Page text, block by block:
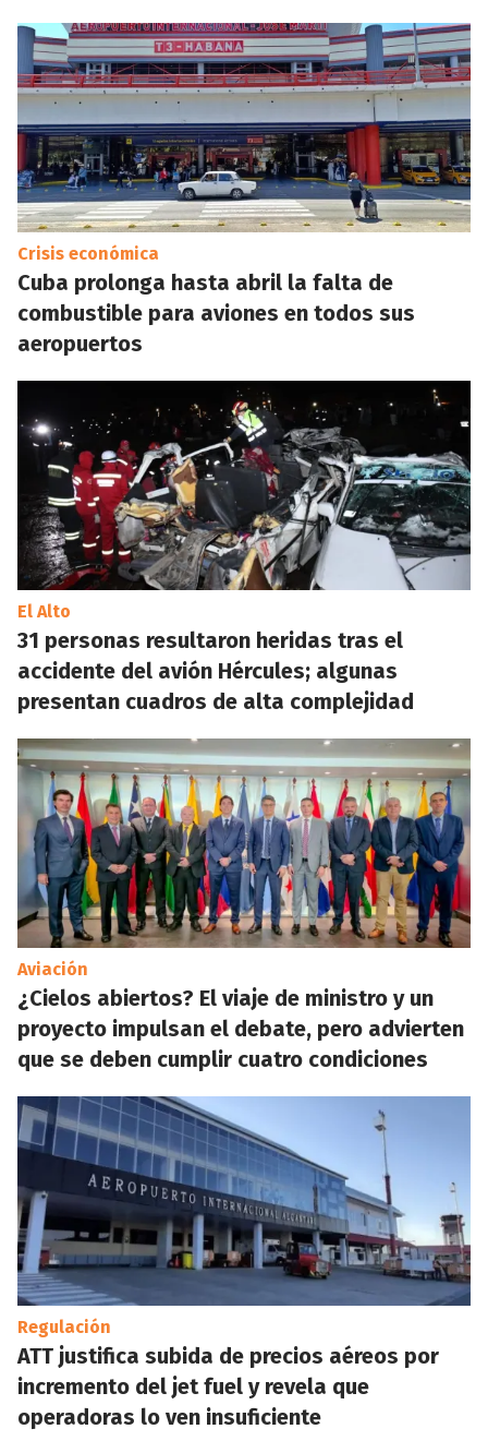
Crisis económica
Cuba prolonga hasta abril la falta de
combustible para aviones en todos sus
aeropuertos
El Alto
31 personas resultaron heridas tras el
accidente del avión Hércules; algunas
presentan cuadros de alta complejidad
Aviación
¿Cielos abiertos? El viaje de ministro y un
proyecto impulsan el debate, pero advierten
que se deben cumplir cuatro condiciones
Regulación
ATT justifica subida de precios aéreos por
incremento del jet fuel y revela que
operadoras lo ven insuficiente